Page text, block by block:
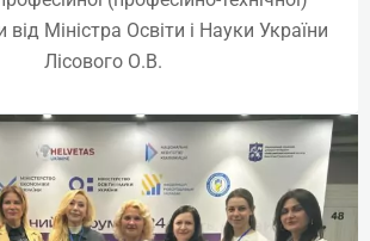
нейротоксину. Full Face
від Міністра Освіти і Науки України
Лісового О.В.